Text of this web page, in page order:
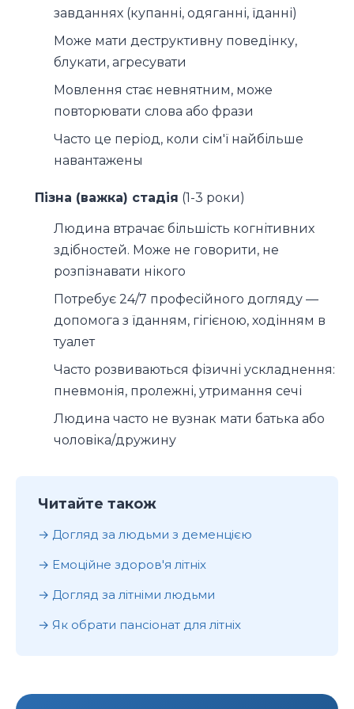
завданнях (купанні, одяганні, їданні)
Може мати деструктивну поведінку,
блукати, агресувати
Мовлення стає невнятним, може
повторювати слова або фрази
Часто це період, коли сім'ї найбільше
навантажены
Пізна (важка) стадія (1-3 роки)
Людина втрачає більшість когнітивних
здібностей. Може не говорити, не
розпізнавати нікого
Потребує 24/7 професійного догляду —
допомога з їданням, гігієною, ходінням в
туалет
Часто розвиваються фізичні ускладнення:
пневмонія, пролежні, утримання сечі
Людина часто не вузнак мати батька або
чоловіка/дружину
Читайте також
Догляд за людьми з деменцією
Емоційне здоров'я літніх
Догляд за літніми людьми
Як обрати пансіонат для літніх